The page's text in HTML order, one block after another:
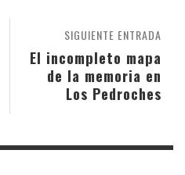
SIGUIENTE ENTRADA
El incompleto mapa
de la memoria en
Los Pedroches